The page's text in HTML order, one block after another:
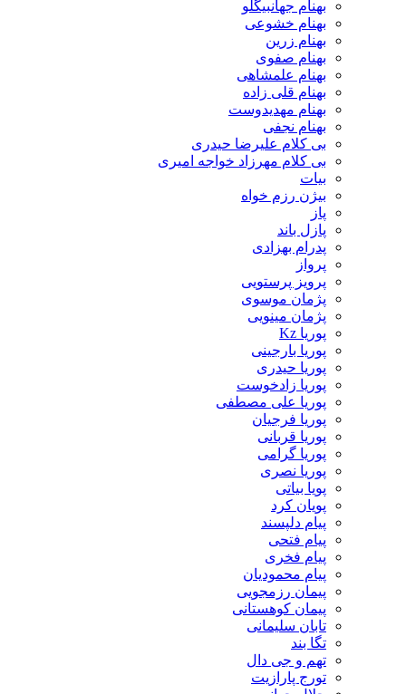
بهنام جهانبیگلو
بهنام خشوعی
بهنام زرین
بهنام صفوی
بهنام علمشاهی
بهنام قلی زاده
بهنام مهدیدوست
بهنام نجفی
بی کلام علیرضا حیدری
بی کلام مهرزاد خواجه امیری
بیات
بیژن رزم خواه
پاز
پازل باند
پدرام بهزادی
پرواز
پرویز پرستویی
پژمان موسوی
پژمان مینویی
پوریا Kz
پوریا بارجینی
پوریا حیدری
پوریا زادخوست
پوریا علی مصطفی
پوریا فرجیان
پوریا قربانی
پوریا گرامی
پوریا نصری
پویا بیاتی
پویان کرد
پیام دلپسند
پیام فتحی
پیام فخری
پیام محمودیان
پیمان رزمجویی
پیمان کوهستانی
تابان سلیمانی
تگا بند
تهم و جی دال
تورج پارازیت